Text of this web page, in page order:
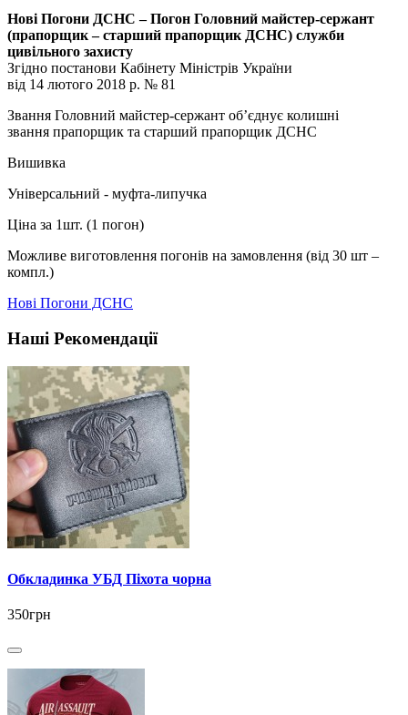
Нові Погони ДСНС – Погон Головний майстер-сержант
(прапорщик – старший прапорщик ДСНС) служби
цивільного захисту
Згідно постанови Кабінету Міністрів України
від 14 лютого 2018 р. № 81
Звання Головний майстер-сержант об’єднує колишні
звання прапорщик та старший прапорщик ДСНС
Вишивка
Універсальний - муфта-липучка
Ціна за 1шт. (1 погон)
Можливе виготовлення погонів на замовлення (від 30 шт –
компл.)
Нові Погони ДСНС
Наші Рекомендації
Обкладинка УБД Піхота чорна
350грн